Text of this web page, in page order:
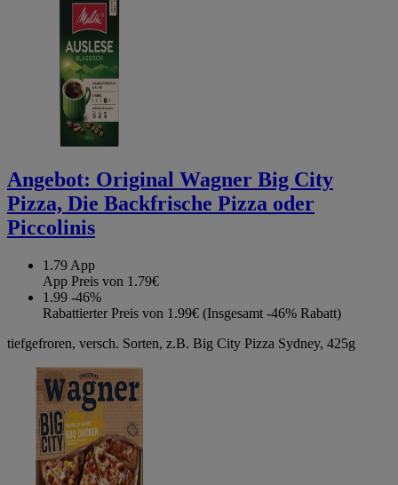
Angebot: Original Wagner Big City
Pizza, Die Backfrische Pizza oder
Piccolinis
1.79 App
App Preis von 1.79€
1.99 -46%
Rabattierter Preis von 1.99€ (Insgesamt -46% Rabatt)
tiefgefroren, versch. Sorten, z.B. Big City Pizza Sydney, 425g